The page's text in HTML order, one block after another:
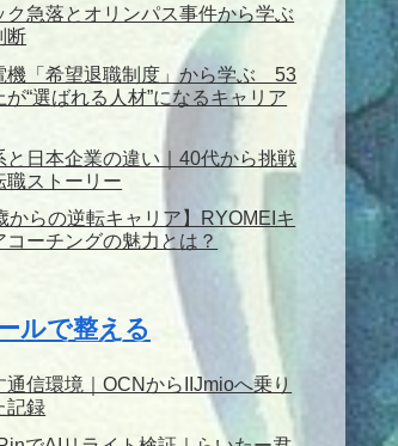
ク急落とオリンパス事件から学ぶ
断
機「希望退職制度」から学ぶ 53
が“選ばれる人材”になるキャリア
と日本企業の違い｜40代から挑戦
職ストーリー
からの逆転キャリア】RYOMEIキ
コーチングの魅力とは？
ルで整える
通信環境｜OCNからIIJmioへ乗り
記録